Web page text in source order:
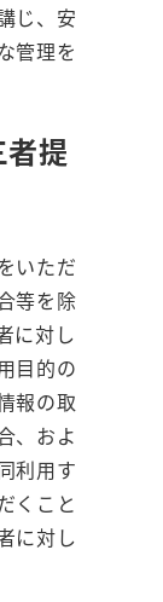
じ、安
管理を
提
いただ
等を除
に対し
目的の
報の取
、およ
利用す
くこと
に対し